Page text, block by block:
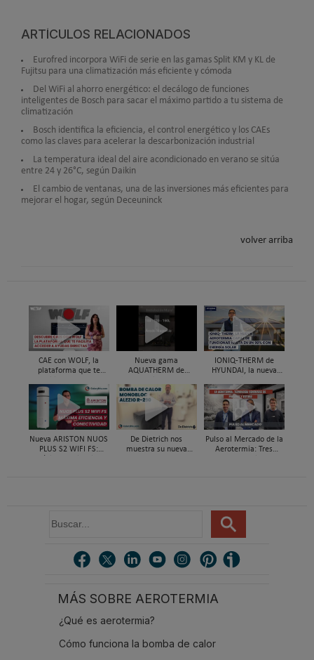
ARTÍCULOS RELACIONADOS
Eurofred incorpora WiFi de serie en las gamas Split KM y KL de
Fujitsu para una climatización más eficiente y cómoda
Del WiFi al ahorro energético: el decálogo de funciones
inteligentes de Bosch para sacar el máximo partido a tu sistema de
climatización
Bosch identifica la eficiencia, el control energético y los CAEs
como las claves para acelerar la descarbonización industrial
La temperatura ideal del aire acondicionado en verano se sitúa
entre 24 y 26°C, según Daikin
El cambio de ventanas, una de las inversiones más eficientes para
mejorar el hogar, según Deceuninck
volver arriba
CAE con WOLF, la
plataforma que te
ayudas directas por
instalar aerotermia
Nueva gama
AQUATHERM de
aerotermia para ACS
IONIQ-THERM de
HYUNDAI, la nueva
funcionar hasta en un
98% con energía solar
Nueva ARISTON NUOS
PLUS S2 WIFI FS:
De Dietrich nos
muestra su nueva
Pulso al Mercado de la
Aerotermia: Tres
u
MÁS SOBRE AEROTERMIA
¿Qué es aerotermia?
Cómo funciona la bomba de calor